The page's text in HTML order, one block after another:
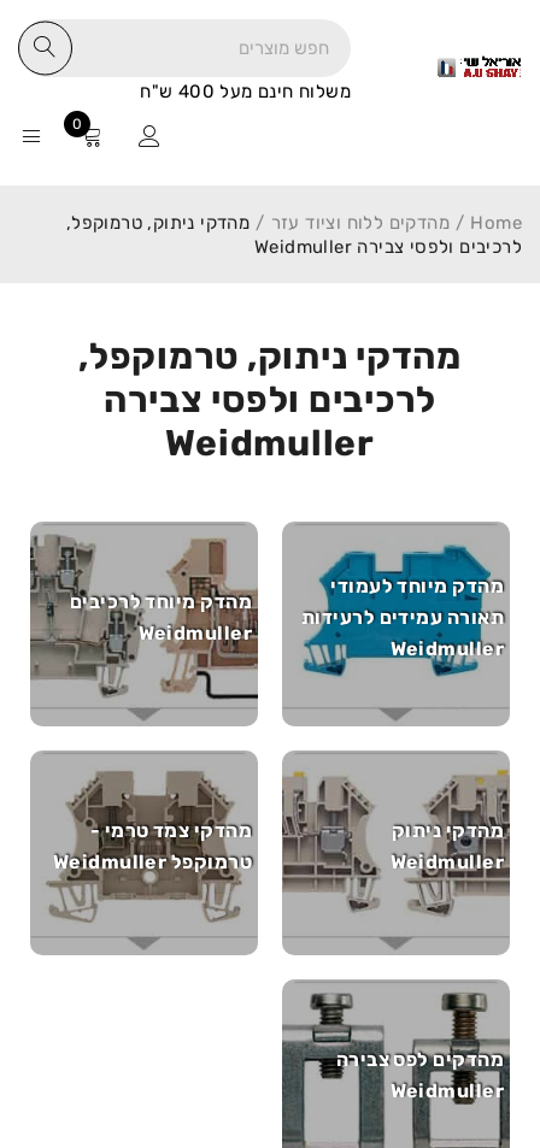
משלוח חינם מעל 400 ש"ח
0
מהדקי ניתוק, טרמוקפל,
לרכיבים ולפסי צבירה
Weidmuller
Home
/ מהדקים ללוח וציוד עזר / מהדקי ניתוק, טרמוקפל,
לרכיבים ולפסי צבירה Weidmuller
מהדק מיוחד לעמודי
תאורה עמידים לרעידות
Weidmuller
מהדק מיוחד לרכיבים
Weidmuller
מהדקי ניתוק
Weidmuller
מהדקי צמד טרמי -
טרמוקפל Weidmuller
מהדקים לפס צבירה
Weidmuller